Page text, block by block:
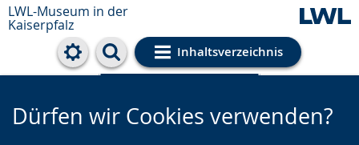
LWL-Museum in der
Kaiserpfalz
Inhaltsverzeichnis
Cookie-Einstellungen
Dürfen wir Cookies verwenden?